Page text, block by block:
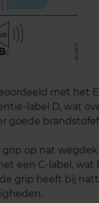
C
met het
label D, wat
goede
op nat wegdek
een C-label,
grip heeft bij